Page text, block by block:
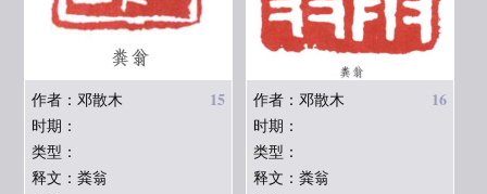
15
作者：邓散木
时期：
类型：
释文：粪翁
16
作者：邓散木
时期：
类型：
释文：粪翁